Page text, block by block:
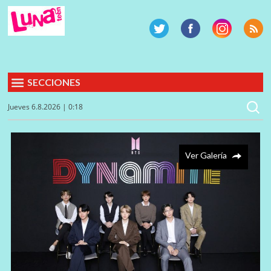
SECCIONES
Jueves 6.8.2026 | 0:18
Ver Galería